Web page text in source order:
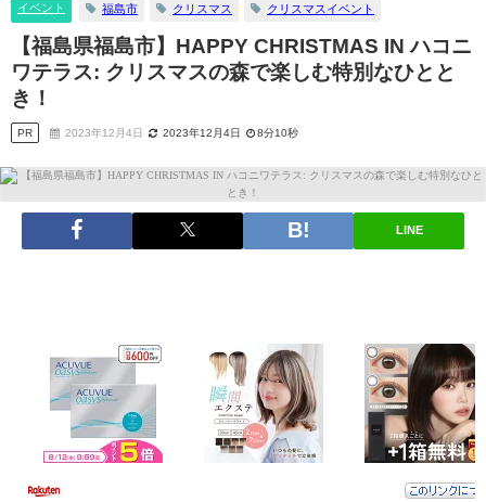
イベント 福島市 クリスマス クリスマスイベント
【福島県福島市】HAPPY CHRISTMAS IN ハコニ
ワテラス: クリスマスの森で楽しむ特別なひとと
き！
PR 2023年12月4日 2023年12月4日 8分10秒
LINE